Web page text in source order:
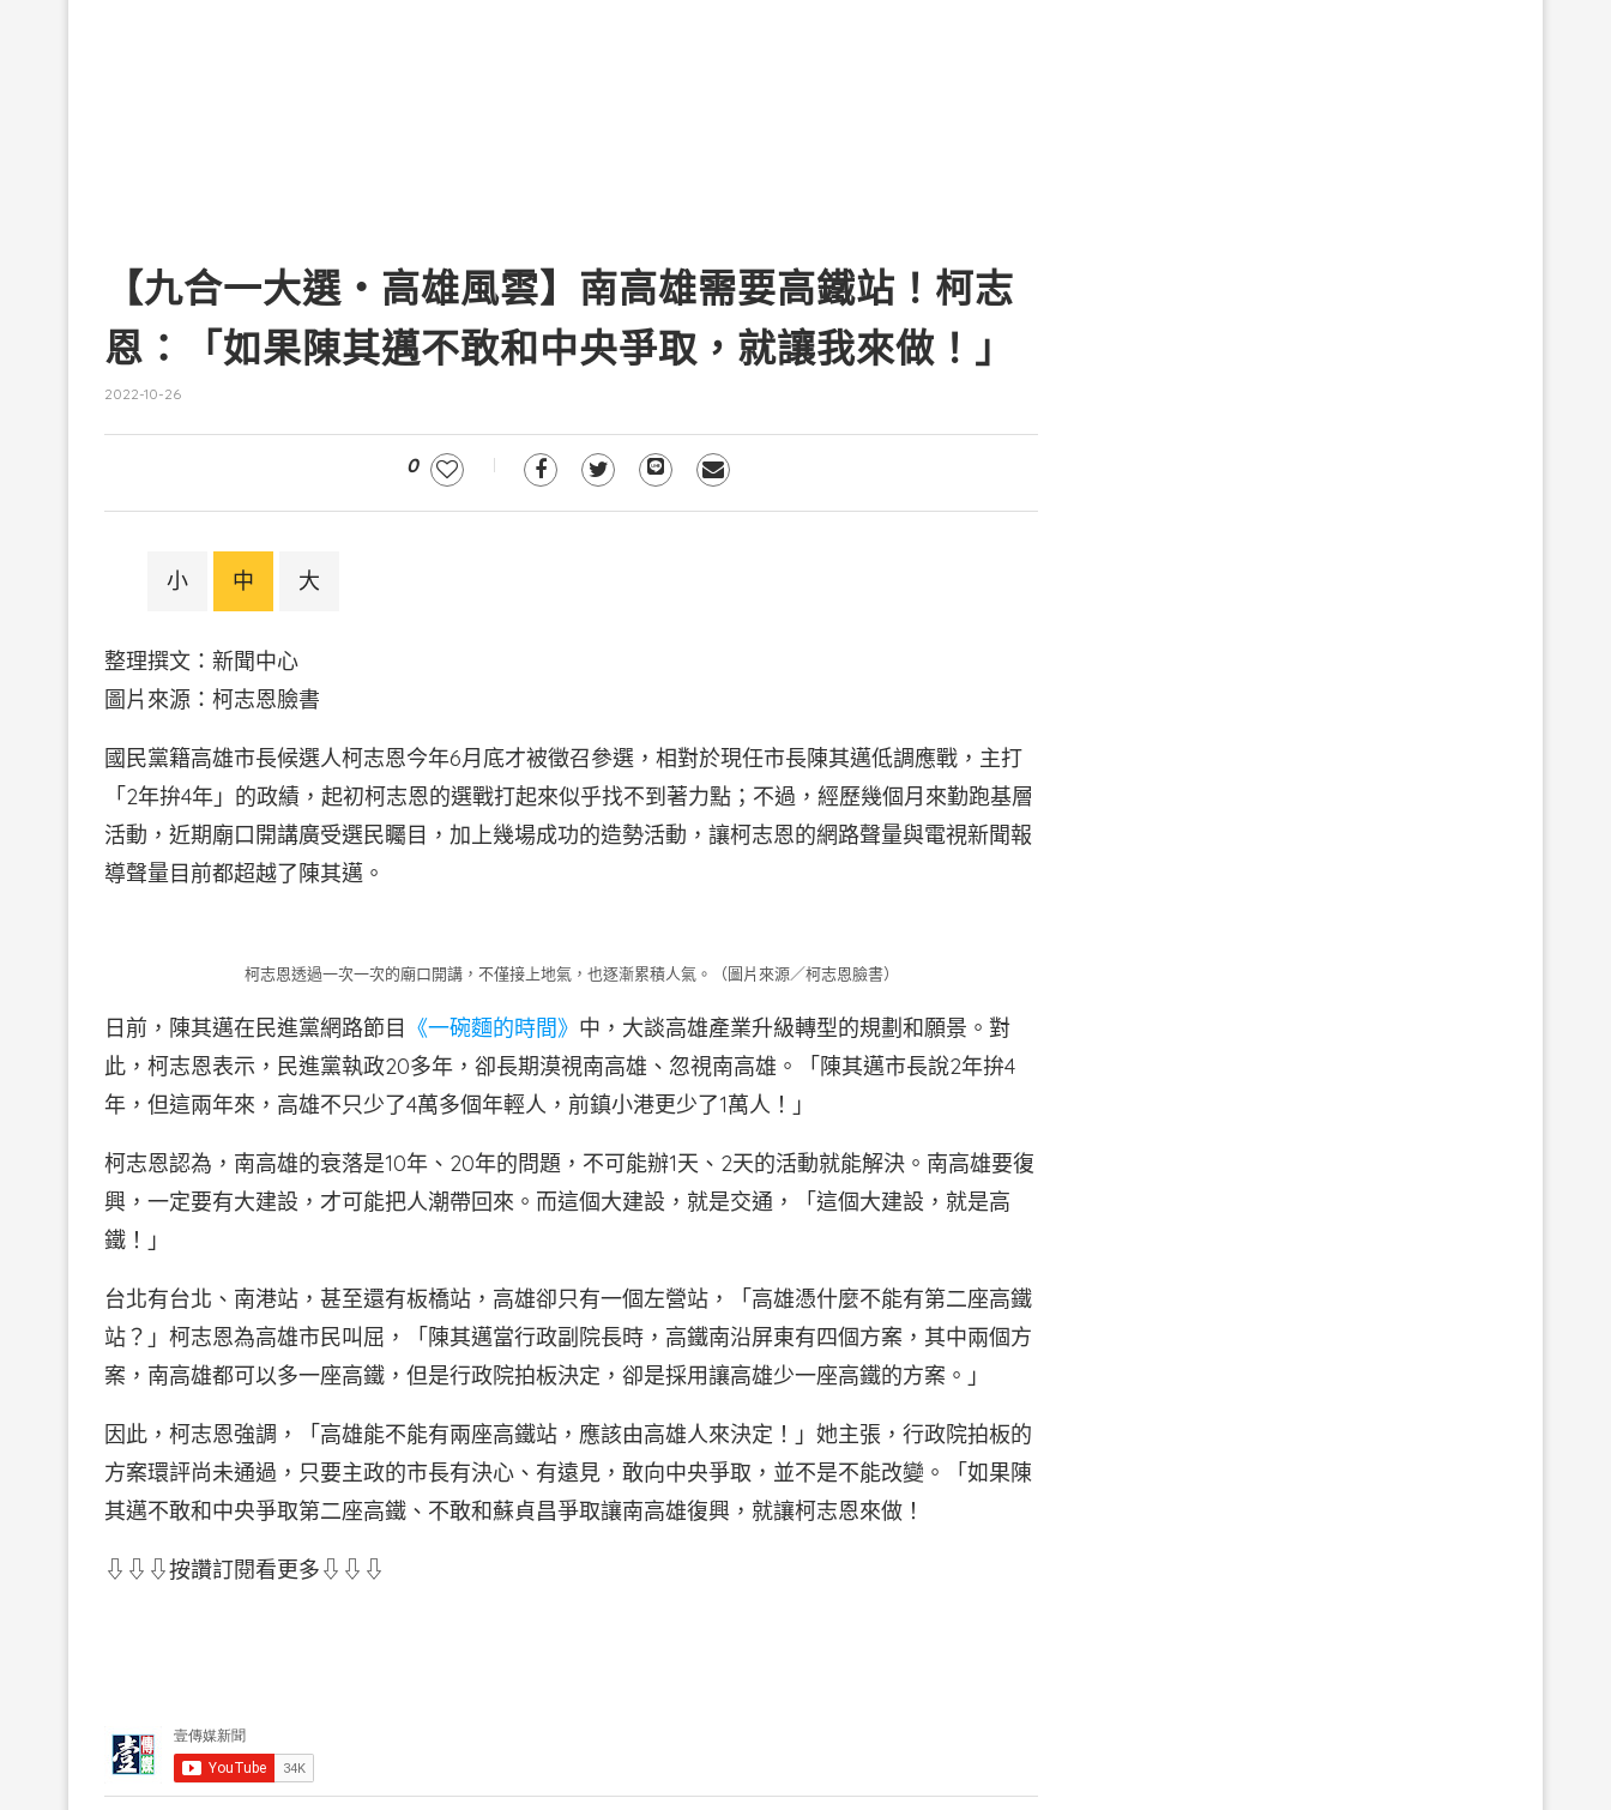
【九合一大選・高雄風雲】南高雄需要高鐵站！柯志
恩：「如果陳其邁不敢和中央爭取，就讓我來做！」
2022-10-26
0
小 中 大
整理撰文：新聞中心
圖片來源：柯志恩臉書
國民黨籍高雄市長候選人柯志恩今年6月底才被徵召參選，相對於現任市長陳其邁低調應戰，主打
「2年拚4年」的政績，起初柯志恩的選戰打起來似乎找不到著力點；不過，經歷幾個月來勤跑基層
活動，近期廟口開講廣受選民矚目，加上幾場成功的造勢活動，讓柯志恩的網路聲量與電視新聞報
導聲量目前都超越了陳其邁。
柯志恩透過一次一次的廟口開講，不僅接上地氣，也逐漸累積人氣。（圖片來源／柯志恩臉書）
日前，陳其邁在民進黨網路節目 《一碗麵的時間》 中，大談高雄產業升級轉型的規劃和願景。對
此，柯志恩表示，民進黨執政20多年，卻長期漠視南高雄、忽視南高雄。「陳其邁市長說2年拚4
年，但這兩年來，高雄不只少了4萬多個年輕人，前鎮小港更少了1萬人！」
柯志恩認為，南高雄的衰落是10年、20年的問題，不可能辦1天、2天的活動就能解決。南高雄要復
興，一定要有大建設，才可能把人潮帶回來。而這個大建設，就是交通，「這個大建設，就是高
鐵！」
台北有台北、南港站，甚至還有板橋站，高雄卻只有一個左營站，「高雄憑什麼不能有第二座高鐵
站？」柯志恩為高雄市民叫屈，「陳其邁當行政副院長時，高鐵南沿屏東有四個方案，其中兩個方
案，南高雄都可以多一座高鐵，但是行政院拍板決定，卻是採用讓高雄少一座高鐵的方案。」
因此，柯志恩強調，「高雄能不能有兩座高鐵站，應該由高雄人來決定！」她主張，行政院拍板的
方案環評尚未通過，只要主政的市長有決心、有遠見，敢向中央爭取，並不是不能改變。「如果陳
其邁不敢和中央爭取第二座高鐵、不敢和蘇貞昌爭取讓南高雄復興，就讓柯志恩來做！
⇩⇩⇩按讚訂閱看更多⇩⇩⇩